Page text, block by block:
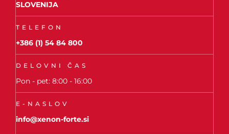
SLOVENIJA
TELEFON
+386 (1) 54 84 800
DELOVNI ČAS
Pon - pet: 8:00 - 16:00
E-NASLOV
info@xenon-forte.si